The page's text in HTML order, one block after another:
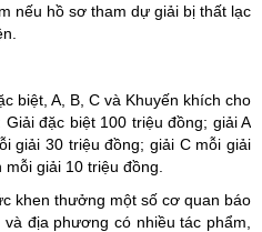
nếu hồ sơ tham dự giải bị thất lạc
biệt, A, B, C và Khuyến khích cho
đặc biệt 100 triệu đồng; giải A
giải 30 triệu đồng; giải C mỗi giải
giải 10 triệu đồng.
khen thưởng một số cơ quan báo
địa phương có nhiều tác phẩm,